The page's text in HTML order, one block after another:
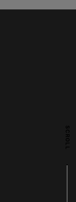
SCROLL